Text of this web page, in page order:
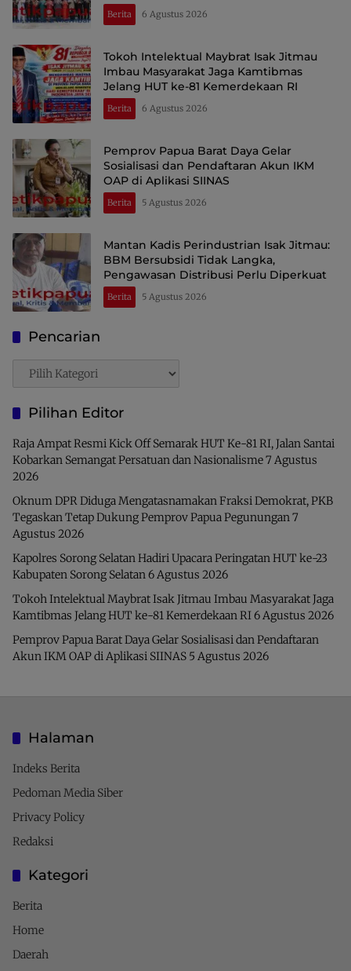
Berita 6 Agustus 2026
Tokoh Intelektual Maybrat Isak Jitmau
Imbau Masyarakat Jaga Kamtibmas
Jelang HUT ke-81 Kemerdekaan RI
Berita 6 Agustus 2026
Pemprov Papua Barat Daya Gelar
Sosialisasi dan Pendaftaran Akun IKM
OAP di Aplikasi SIINAS
Berita 5 Agustus 2026
Mantan Kadis Perindustrian Isak Jitmau:
BBM Bersubsidi Tidak Langka,
Pengawasan Distribusi Perlu Diperkuat
Berita 5 Agustus 2026
Pencarian
Pencarian
Pilihan Editor
Raja Ampat Resmi Kick Off Semarak HUT Ke-81 RI, Jalan Santai
Kobarkan Semangat Persatuan dan Nasionalisme7 Agustus
2026
Oknum DPR Diduga Mengatasnamakan Fraksi Demokrat, PKB
Tegaskan Tetap Dukung Pemprov Papua Pegunungan7
Agustus 2026
Kapolres Sorong Selatan Hadiri Upacara Peringatan HUT ke-23
Kabupaten Sorong Selatan6 Agustus 2026
Tokoh Intelektual Maybrat Isak Jitmau Imbau Masyarakat Jaga
Kamtibmas Jelang HUT ke-81 Kemerdekaan RI6 Agustus 2026
Pemprov Papua Barat Daya Gelar Sosialisasi dan Pendaftaran
Akun IKM OAP di Aplikasi SIINAS 5 Agustus 2026
Halaman
Indeks Berita
Pedoman Media Siber
Privacy Policy
Redaksi
Kategori
Berita
Home
Daerah